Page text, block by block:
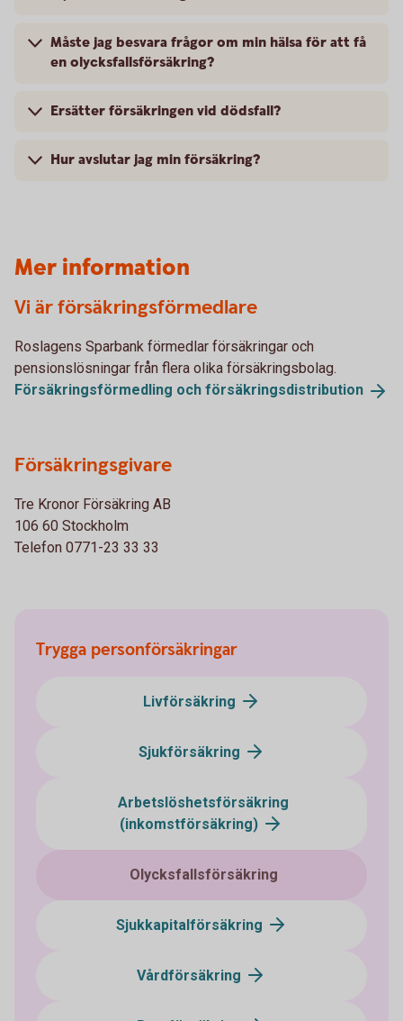
Måste jag besvara frågor om min hälsa för att få
en olycksfallsförsäkring?
Ersätter försäkringen vid dödsfall?
Hur avslutar jag min försäkring?
Mer information
Vi är försäkringsförmedlare
Roslagens Sparbank förmedlar försäkringar och
pensionslösningar från flera olika försäkringsbolag.
Försäkringsförmedling och försäkringsdistribution
Försäkringsgivare
Tre Kronor Försäkring AB
106 60 Stockholm
Telefon 0771-23 33 33
Trygga personförsäkringar
Livförsäkring
Sjukförsäkring
Arbetslöshetsförsäkring
(inkomstförsäkring)
Olycksfallsförsäkring
Sjukkapitalförsäkring
Vårdförsäkring